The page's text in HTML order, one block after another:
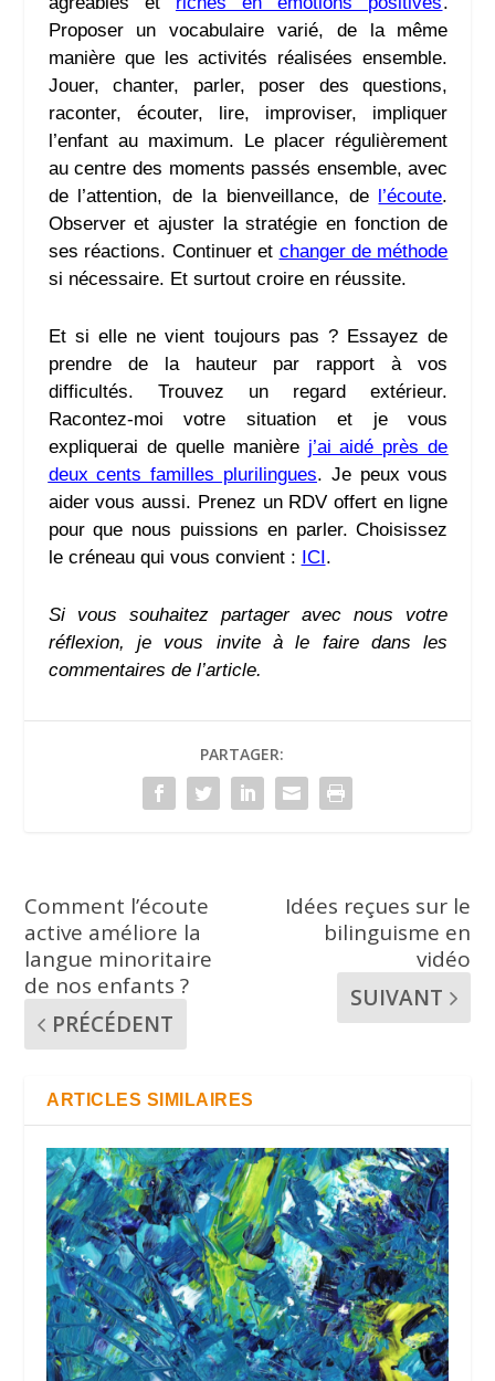
Proposer un vocabulaire varié, de la même
manière que les activités réalisées ensemble.
Jouer, chanter, parler, poser des questions,
raconter, écouter, lire, improviser, impliquer
l’enfant au maximum. Le placer régulièrement
au centre des moments passés ensemble, avec
de l’attention, de la bienveillance, de l’écoute.
Observer et ajuster la stratégie en fonction de
ses réactions. Continuer et changer de méthode
si nécessaire. Et surtout croire en réussite.
Et si elle ne vient toujours pas ? Essayez de
prendre de la hauteur par rapport à vos
difficultés. Trouvez un regard extérieur.
Racontez-moi votre situation et je vous
expliquerai de quelle manière j’ai aidé près de
deux cents familles plurilingues. Je peux vous
aider vous aussi. Prenez un RDV offert en ligne
pour que nous puissions en parler. Choisissez
le créneau qui vous convient : ICI .
Si vous souhaitez partager avec nous votre
réflexion, je vous invite à le faire dans les
commentaires de l’article.
PARTAGER:
Comment l’écoute
active améliore la
langue minoritaire
de nos enfants ?
PRÉCÉDENT
Idées reçues sur le
bilinguisme en
vidéo
SUIVANT
ARTICLES SIMILAIRES